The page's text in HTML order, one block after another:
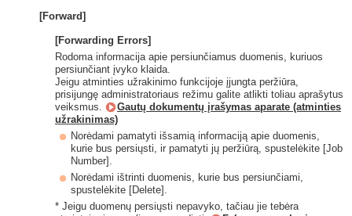
[Forward]
[Forwarding Errors]
Rodoma informacija apie persiunčiamus duomenis, kuriuos
persiunčiant įvyko klaida.
Jeigu atminties užrakinimo funkcijoje įjungta peržiūra,
prisijungę administratoriaus režimu galite atlikti toliau aprašytus
veiksmus.
Gautų dokumentų įrašymas aparate (atminties
užrakinimas)
Norėdami pamatyti išsamią informaciją apie duomenis,
kurie bus persiųsti, ir pamatyti jų peržiūrą, spustelėkite [Job
Number].
Norėdami ištrinti duomenis, kurie bus persiunčiami,
spustelėkite [Delete].
* Jeigu duomenų persiųsti nepavyko, tačiau jie tebėra